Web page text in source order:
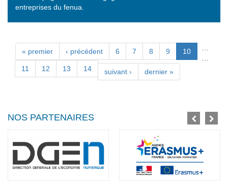
entreprises du fenua.
Pages
« premier ‹ précédent 6 7 8 9 10
11 12 13 14
suivant ›
dernier »
NOS PARTENAIRES